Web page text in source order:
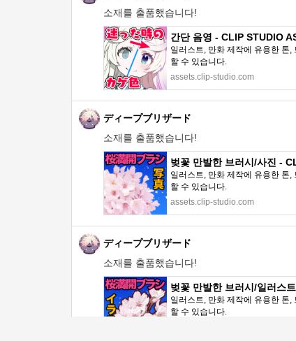
소재를 출품했습니다!
간단 음영 - CLIP STUDIO
일러스트, 만화 제작에 유용한 톤
할 수 있습니다.
assets.clip-studio.com
ディープブリザード
소재를 출품했습니다!
벚꽃 만발한 브러시/사진 -
일러스트, 만화 제작에 유용한 톤
할 수 있습니다.
assets.clip-studio.com
ディープブリザード
소재를 출품했습니다!
벚꽃 만발한 브러시/일러스
일러스트, 만화 제작에 유용한 톤
할 수 있습니다.